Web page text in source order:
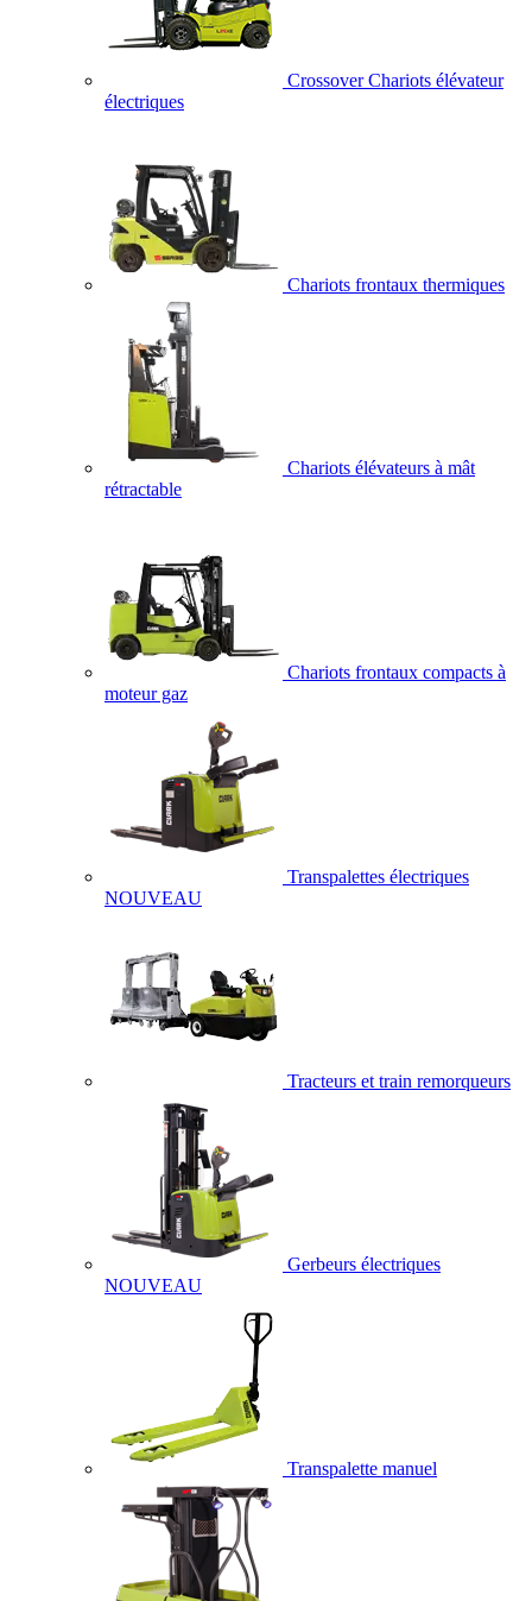
Crossover Chariots élévateur
électriques
Chariots frontaux thermiques
Chariots élévateurs à mât
rétractable
Chariots frontaux compacts à
moteur gaz
Transpalettes électriques
NOUVEAU
Tracteurs et train remorqueurs
Gerbeurs électriques
NOUVEAU
Transpalette manuel